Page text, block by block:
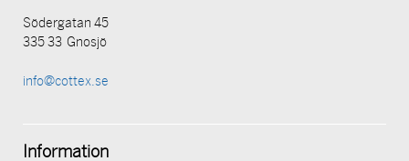
Södergatan 45
335 33 Gnosjö
info@cottex.se
Information